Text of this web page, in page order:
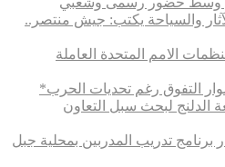
والسياحة يكتب: جيش منتصر..
الامم المتحدة العاملة
التفوق رغم تحديات الحرب*
الدلنج لبحث سبل التعاون
إطار برنامج تدريب المدربين بمحلية جبل